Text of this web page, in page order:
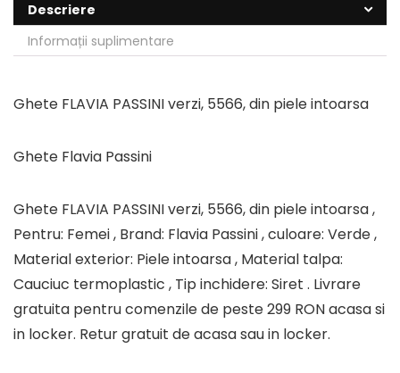
Descriere
Informații suplimentare
Ghete FLAVIA PASSINI verzi, 5566, din piele intoarsa
Ghete Flavia Passini
Ghete FLAVIA PASSINI verzi, 5566, din piele intoarsa ,
Pentru: Femei , Brand: Flavia Passini , culoare: Verde ,
Material exterior: Piele intoarsa , Material talpa:
Cauciuc termoplastic , Tip inchidere: Siret . Livrare
gratuita pentru comenzile de peste 299 RON acasa si
in locker. Retur gratuit de acasa sau in locker.